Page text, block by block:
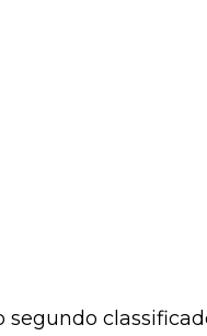
segundo